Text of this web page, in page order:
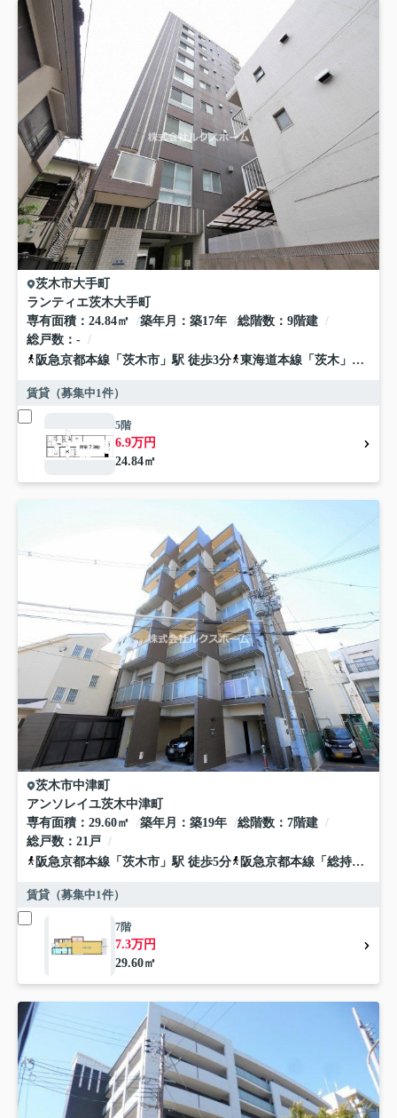
茨木市大手町
ランティエ茨木大手町
専有面積
24.84㎡ 築年月 築17年 総階数
9階建
総戸数
-
阪急京都本線 「 茨木市 」駅 徒歩3分 東海道本線 「 茨木 」駅 徒歩15分
賃貸（募集中1件）
5階
6.9万円
24.84㎡
茨木市中津町
アンソレイユ茨木中津町
専有面積
29.60㎡ 築年月 築19年 総階数
7階建
総戸数
21戸
阪急京都本線 「 茨木市 」駅 徒歩5分 阪急京都本線 「 総持寺
賃貸（募集中1件）
7階
7.3万円
29.60㎡